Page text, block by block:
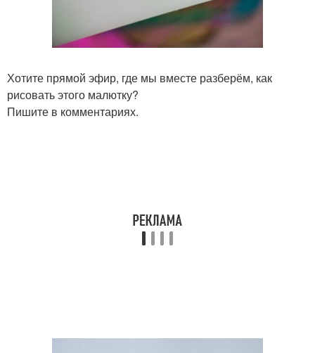
Хотите прямой эфир, где мы вместе разберём, как
рисовать этого малютку?
Пишите в комментариях.